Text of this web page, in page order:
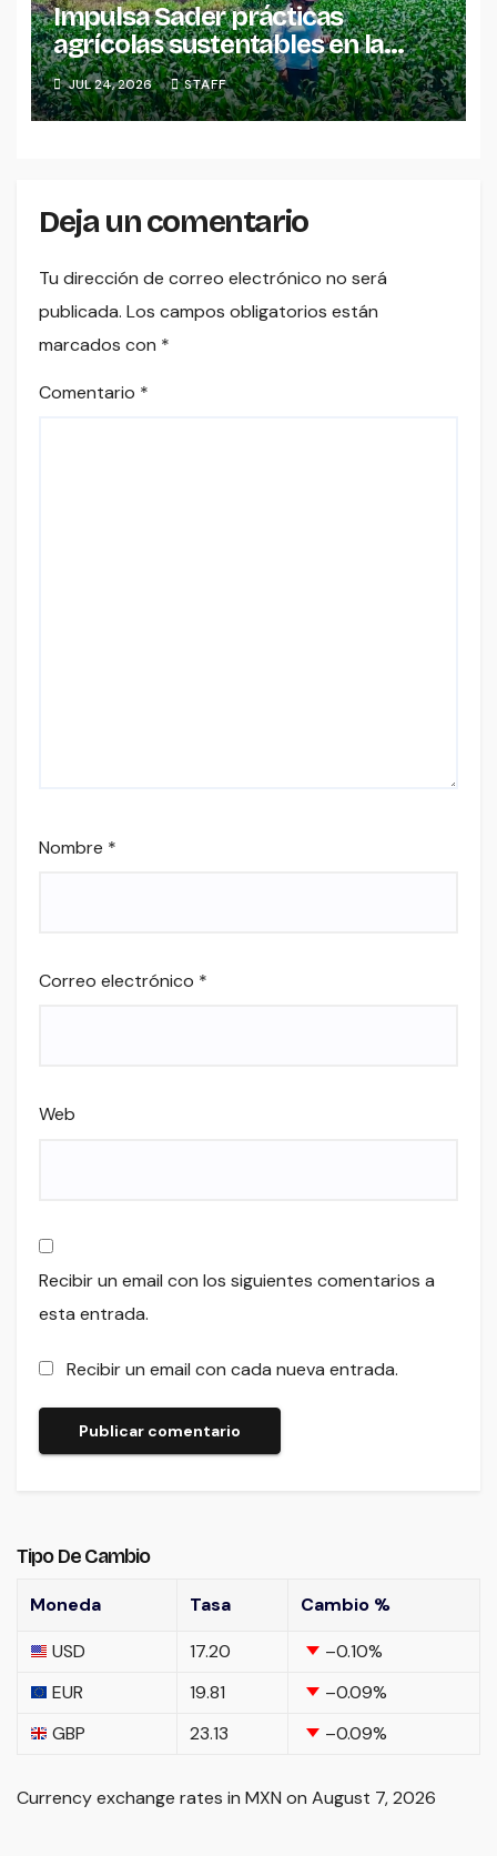
Impulsa Sader prácticas
agrícolas sustentables en la
región Lerma
JUL 24, 2026 STAFF
Deja un comentario
Tu dirección de correo electrónico no será
publicada. Los campos obligatorios están
marcados con *
Comentario *
Nombre *
Correo electrónico *
Web
Recibir un email con los siguientes comentarios a
esta entrada.
Recibir un email con cada nueva entrada.
Tipo De Cambio
Moneda Tasa
Cambio %
USD
17.20 –0.10%
EUR
19.81 –0.09%
GBP
23.13 –0.09%
Currency exchange rates in MXN on August 7, 2026